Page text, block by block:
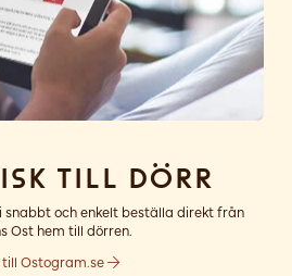
till dörr
snabbt och enkelt beställa direkt från
Ost hem till dörren.
Ostogram.se